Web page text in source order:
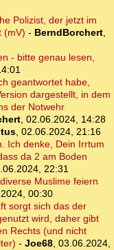
Polizist, der jetzt im
(mV) - BerndBorchert,
- bitte genau lesen,
geantwortet habe,
dargestellt, in dem
der Notwehr
, 02.06.2024, 14:28
, 02.06.2024, 21:16
Ich denke, Dein Irrtum
da 2 am Boden
22:31
Muslime feiern
00:30
sorgt sich das der
wird, daher gibt
Rechts (und nicht
- Joe68, 03.06.2024,